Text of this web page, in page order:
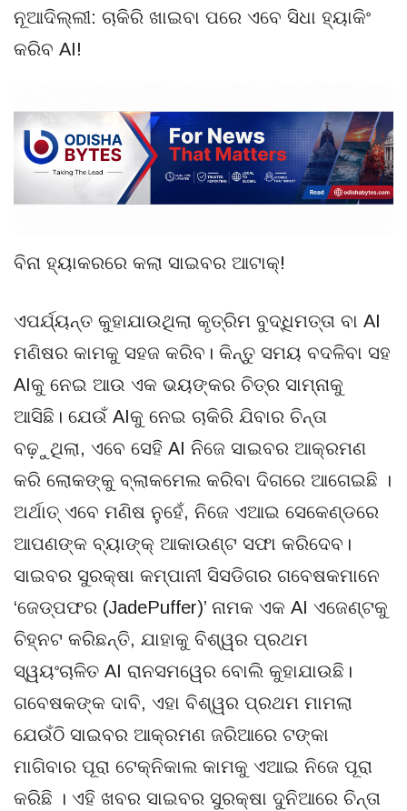
ନୂଆଦିଲ୍ଲୀ: ଚାକିରି ଖାଇବା ପରେ ଏବେ ସିଧା ହ୍ୟାକିଂ
କରିବ AI!
ବିନା ହ୍ୟାକରରେ କଲା ସାଇବର ଆଟାକ୍!
ଏପର୍ଯ୍ୟନ୍ତ କୁହାଯାଉଥିଲା କୃତ୍ରିମ ବୁଦ୍ଧିମତ୍ତା ବା AI
ମଣିଷର କାମକୁ ସହଜ କରିବ। କିନ୍ତୁ ସମୟ ବଦଳିବା ସହ
AIକୁ ନେଇ ଆଉ ଏକ ଭୟଙ୍କର ଚିତ୍ର ସାମ୍ନାକୁ
ଆସିଛି। ଯେଉଁ AIକୁ ନେଇ ଚାକିରି ଯିବାର ଚିନ୍ତା
ବଢ଼ୁଥିଲା, ଏବେ ସେହି AI ନିଜେ ସାଇବର ଆକ୍ରମଣ
କରି ଲୋକଙ୍କୁ ବ୍ଲାକମେଲ କରିବା ଦିଗରେ ଆଗେଇଛି ।
ଅର୍ଥାତ୍ ଏବେ ମଣିଷ ନୁହେଁ, ନିଜେ ଏଆଇ ସେକେଣ୍ଡରେ
ଆପଣଙ୍କ ବ୍ୟାଙ୍କ୍ ଆକାଉଣ୍ଟ ସଫା କରିଦେବ।
ସାଇବର ସୁରକ୍ଷା କମ୍ପାନୀ ସିସଡିଗର ଗବେଷକମାନେ
‘ଜେଡ୍‌ପଫର (JadePuffer)’ ନାମକ ଏକ AI ଏଜେଣ୍ଟକୁ
ଚିହ୍ନଟ କରିଛନ୍ତି, ଯାହାକୁ ବିଶ୍ୱର ପ୍ରଥମ
ସ୍ୱୟଂଚାଳିତ AI ରାନସମୱେର ବୋଲି କୁହାଯାଉଛି।
ଗବେଷକଙ୍କ ଦାବି, ଏହା ବିଶ୍ୱର ପ୍ରଥମ ମାମଲା
ଯେଉଁଠି ସାଇବର ଆକ୍ରମଣ ଜରିଆରେ ଟଙ୍କା
ମାଗିବାର ପୂରା ଟେକ୍ନିକାଲ କାମକୁ ଏଆଇ ନିଜେ ପୂରା
କରିଛି । ଏହି ଖବର ସାଇବର ସୁରକ୍ଷା ଦୁନିଆରେ ଚିନ୍ତା